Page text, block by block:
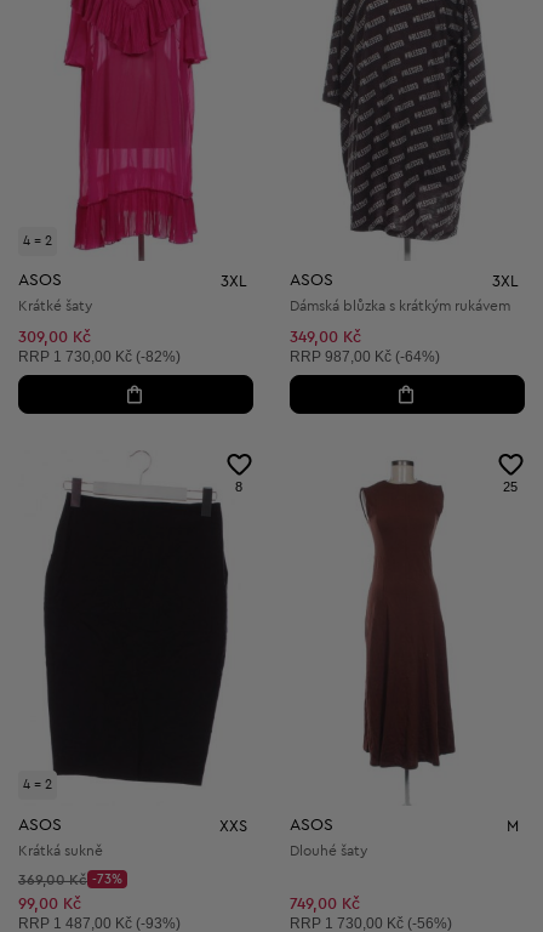
4 = 2
ASOS 3XL
Krátké šaty
309,00 Kč
Doporučená cena:
RRP 1 730,00 Kč (-82%)
ASOS 3XL
Dámská blůzka s krátkým rukávem
349,00 Kč
Doporučená cena:
RRP 987,00 Kč (-64%)
4 = 2
8
ASOS XXS
Krátká sukně
Původní cena:
369,00 Kč
Discount Price:
-73%
Snížená cena:
99,00 Kč
Doporučená cena:
RRP 1 487,00 Kč (-93%)
25
ASOS M
Dlouhé šaty
749,00 Kč
Doporučená cena:
RRP 1 730,00 Kč (-56%)